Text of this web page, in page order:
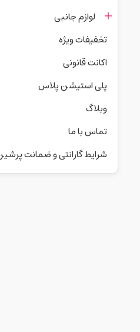
لوازم جانبی
تخفیفات ویژه
اکانت قانونی
پلی استیشن پلاس
وبلاگ
تماس با ما
شرایط گارانتی و ضمانت